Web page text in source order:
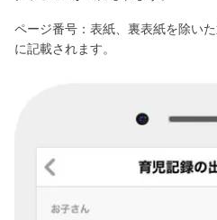
ページ番号：表紙、裏表紙を除い
に記載されます。